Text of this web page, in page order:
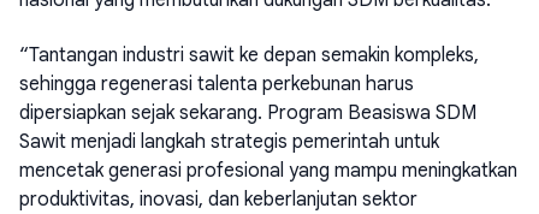
“Tantangan industri sawit ke depan semakin kompleks,
sehingga regenerasi talenta perkebunan harus
dipersiapkan sejak sekarang. Program Beasiswa SDM
Sawit menjadi langkah strategis pemerintah untuk
mencetak generasi profesional yang mampu meningkatkan
produktivitas, inovasi, dan keberlanjutan sektor